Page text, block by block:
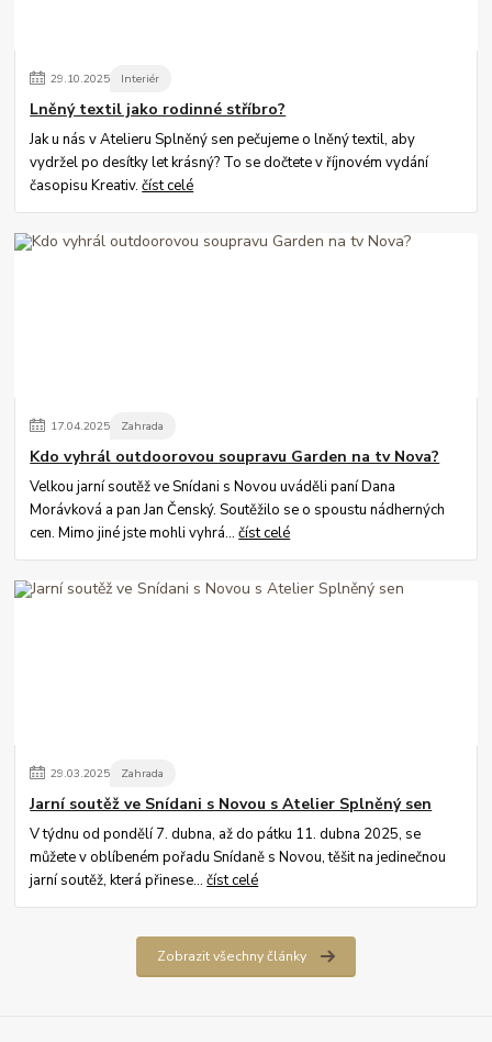
29.10.2025 Interiér
Lněný textil jako rodinné stříbro?
Jak u nás v Atelieru Splněný sen pečujeme o lněný textil, aby
vydržel po desítky let krásný? To se dočtete v říjnovém vydání
časopisu Kreativ.číst celé
17.04.2025 Zahrada
Kdo vyhrál outdoorovou soupravu Garden na tv Nova?
Velkou jarní soutěž ve Snídani s Novou uváděli paní Dana
Morávková a pan Jan Čenský. Soutěžilo se o spoustu nádherných
cen. Mimo jiné jste mohli vyhrá...číst celé
29.03.2025 Zahrada
Jarní soutěž ve Snídani s Novou s Atelier Splněný sen
V týdnu od pondělí 7. dubna, až do pátku 11. dubna 2025, se
můžete v oblíbeném pořadu Snídaně s Novou, těšit na jedinečnou
jarní soutěž, která přinese...číst celé
Zobrazit všechny články